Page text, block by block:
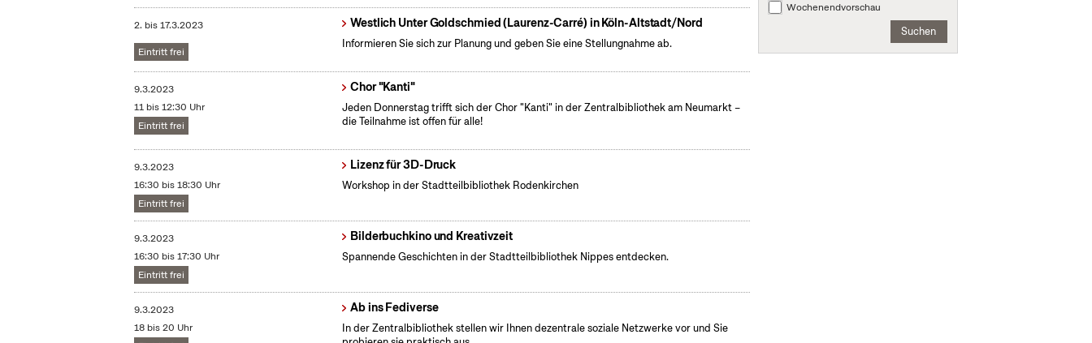
2. bis17.3.2023
Eintritt frei
Westlich Unter Goldschmied (Laurenz-Carré) in Köln-Altstadt/Nord
Informieren Sie sich zur Planung und geben Sie eine Stellungnahme ab.
9.3.2023
11 bis 12:30 Uhr
Eintritt frei
Chor "Kanti"
Jeden Donnerstag trifft sich der Chor "Kanti" in der Zentralbibliothek am Neumarkt –
die Teilnahme ist offen für alle!
9.3.2023
16:30 bis 18:30 Uhr
Eintritt frei
Lizenz für 3D-Druck
Workshop in der Stadtteilbibliothek Rodenkirchen
9.3.2023
16:30 bis 17:30 Uhr
Eintritt frei
Bilderbuchkino und Kreativzeit
Spannende Geschichten in der Stadtteilbibliothek Nippes entdecken.
9.3.2023
18 bis 20 Uhr
Ab ins Fediverse
In der Zentralbibliothek stellen wir Ihnen dezentrale soziale Netzwerke vor und Sie
Wochenendvorschau
Suchen